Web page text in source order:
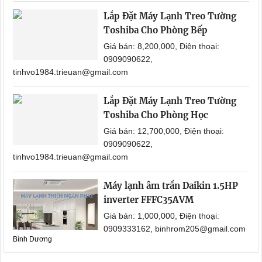
Lắp Đặt Máy Lạnh Treo Tường
Toshiba Cho Phòng Bếp
Giá bán: 8,200,000, Điện thoại:
0909090622,
tinhvo1984.trieuan@gmail.com
Lắp Đặt Máy Lạnh Treo Tường
Toshiba Cho Phòng Học
Giá bán: 12,700,000, Điện thoại:
0909090622,
tinhvo1984.trieuan@gmail.com
Máy lạnh âm trần Daikin 1.5HP
inverter FFFC35AVM
Giá bán: 1,000,000, Điện thoại:
0909333162, binhrom205@gmail.com
Bình Dương